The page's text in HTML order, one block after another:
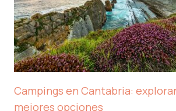
Campings en Cantabria:
mejores opciones